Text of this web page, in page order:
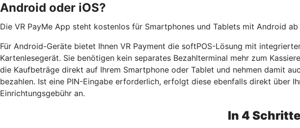
Android oder iOS?
Die VR PayMe App steht kostenlos für Smartphones und Tablets mit Android
Für Android-Geräte bietet Ihnen VR Payment die softPOS-Lösung mit
Kartenlesegerät. Sie benötigen kein separates Bezahlterminal mehr zum
die Kaufbeträge direkt auf Ihrem Smartphone oder Tablet und nehmen damit
bezahlen. Ist eine PIN-Eingabe erforderlich, erfolgt diese ebenfalls direkt über
Einrichtungsgebühr an.
In 4